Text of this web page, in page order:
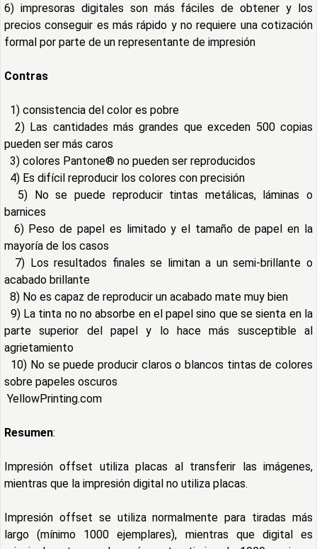
6) impresoras digitales son más fáciles de obtener y los
precios conseguir es más rápido y no requiere una cotización
formal por parte de un representante de impresión
Contras
1) consistencia del color es pobre
2) Las cantidades más grandes que exceden 500 copias
pueden ser más caros
3) colores Pantone® no pueden ser reproducidos
4) Es difícil reproducir los colores con precisión
5) No se puede reproducir tintas metálicas, láminas o
barnices
6) Peso de papel es limitado y el tamaño de papel en la
mayoría de los casos
7) Los resultados finales se limitan a un semi-brillante o
acabado brillante
8) No es capaz de reproducir un acabado mate muy bien
9) La tinta no no absorbe en el papel sino que se sienta en la
parte superior del papel y lo hace más susceptible al
agrietamiento
10) No se puede producir claros o blancos tintas de colores
sobre papeles oscuros
YellowPrinting.com
Resumen:
Impresión offset utiliza placas al transferir las imágenes,
mientras que la impresión digital no utiliza placas.
Impresión offset se utiliza normalmente para tiradas más
largo (mínimo 1000 ejemplares), mientras que digital es